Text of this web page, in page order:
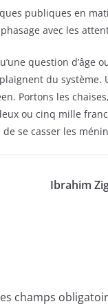
publiques en
avec les
question d’âge
du
Portons les
ou cinq mille
se casser les
Ibrahim
champs